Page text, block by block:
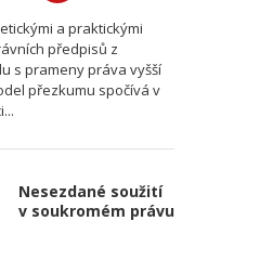
a praktickými
předpisů z
s prameny práva vyšší
přezkumu spočívá v
Nesezdané soužití
v soukromém právu